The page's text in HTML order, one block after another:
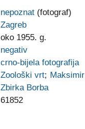
nepoznat (fotograf)
Zagreb
oko 1955. g.
negativ
crno-bijela fotografija
Zoološki vrt; Maksimir
Zbirka Borba
61852